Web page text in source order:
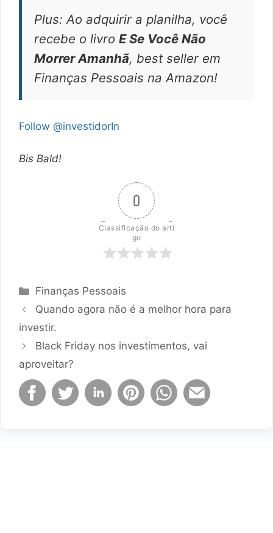
Plus: Ao adquirir a planilha, você
recebe o livro E Se Você Não
Morrer Amanhã, best seller em
Finanças Pessoais na Amazon!
Follow @investidorIn
Bis Bald!
0
Classificação do arti
go
Categorias
Finanças Pessoais
Quando agora não é a melhor hora para
investir.
Black Friday nos investimentos, vai
aproveitar?